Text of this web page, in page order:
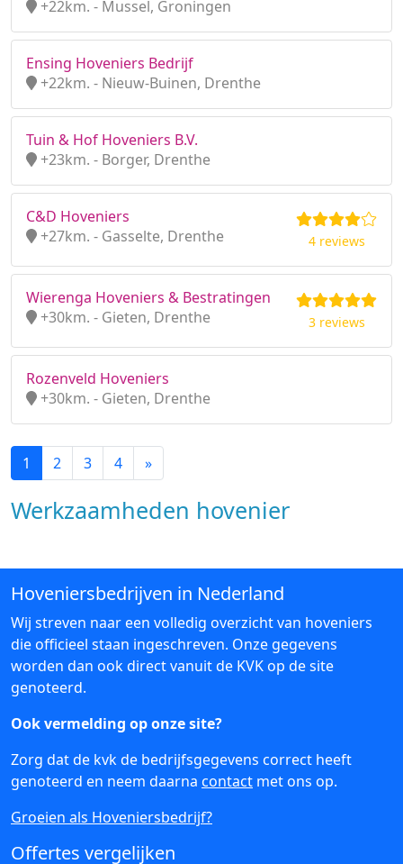
+22km. - Mussel, Groningen
Ensing Hoveniers Bedrijf
+22km. - Nieuw-Buinen, Drenthe
Tuin & Hof Hoveniers B.V.
+23km. - Borger, Drenthe
C&D Hoveniers
+27km. - Gasselte, Drenthe
4 reviews
Wierenga Hoveniers & Bestratingen
+30km. - Gieten, Drenthe
3 reviews
Rozenveld Hoveniers
+30km. - Gieten, Drenthe
1 2 3 4 »
Werkzaamheden hovenier
Hoveniersbedrijven in Nederland
Wij streven naar een volledig overzicht van hoveniers
die officieel staan ingeschreven. Onze gegevens
worden dan ook direct vanuit de KVK op de site
genoteerd.
Ook vermelding op onze site?
Zorg dat de kvk de bedrijfsgegevens correct heeft
genoteerd en neem daarna contact met ons op.
Groeien als Hoveniersbedrijf?
Offertes vergelijken